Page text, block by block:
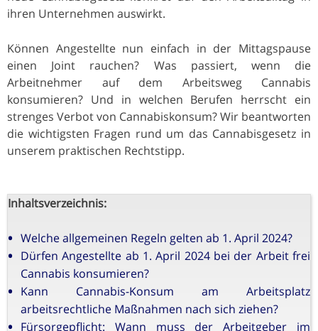
ihren Unternehmen auswirkt.
Können Angestellte nun einfach in der Mittagspause
einen Joint rauchen? Was passiert, wenn die
Arbeitnehmer auf dem Arbeitsweg Cannabis
konsumieren? Und in welchen Berufen herrscht ein
strenges Verbot von Cannabiskonsum? Wir beantworten
die wichtigsten Fragen rund um das Cannabisgesetz in
unserem praktischen Rechtstipp.
Inhaltsverzeichnis:
Welche allgemeinen Regeln gelten ab 1. April 2024?
Dürfen Angestellte ab 1. April 2024 bei der Arbeit frei
Cannabis konsumieren?
Kann Cannabis-Konsum am Arbeitsplatz
arbeitsrechtliche Maßnahmen nach sich ziehen?
Fürsorgepflicht: Wann muss der Arbeitgeber im